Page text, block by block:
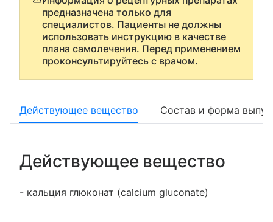
предназначена только для
специалистов. Пациенты не должны
использовать инструкцию в качестве
плана самолечения. Перед применением
проконсультируйтесь с врачом.
Действующее вещество Состав и форма
Действующее вещество
- кальция глюконат (calcium gluconate)